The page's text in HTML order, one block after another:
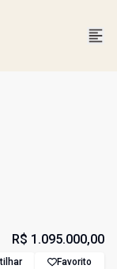
R$ 1.095.000,00
Favorito